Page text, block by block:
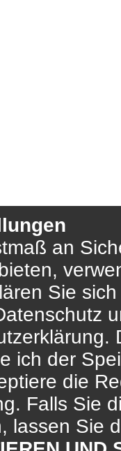
an
Sie
ich der
die
Falls Sie
lassen Sie